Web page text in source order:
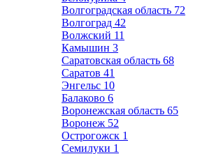
Волгоградская область 72
Волгоград 42
Волжский 11
Камышин 3
Саратовская область 68
Саратов 41
Энгельс 10
Балаково 6
Воронежская область 65
Воронеж 52
Острогожск 1
Семилуки 1